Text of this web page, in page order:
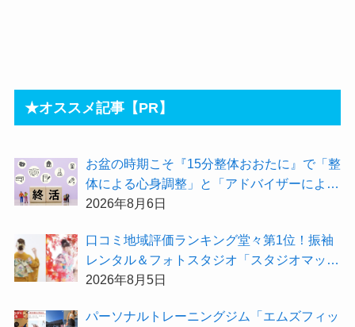
★オススメ記事【PR】
お盆の時期こそ『15分整体おおたに』で「整
体による心身調整」と「アドバイザーによる
身辺整理の準備」をしてみませんか？
2026年8月6日
⼝コミ地域評価ランキング堂々第1位！振袖
レンタル＆フォトスタジオ「スタジオマック
ス」がお得な『2026年8月限定キャンペー
2026年8月5日
パーソナルトレーニングジム「エムズフィッ